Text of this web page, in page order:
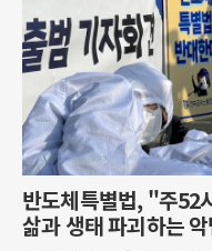
반도체특별법, "주52
삶과 생태 파괴하는